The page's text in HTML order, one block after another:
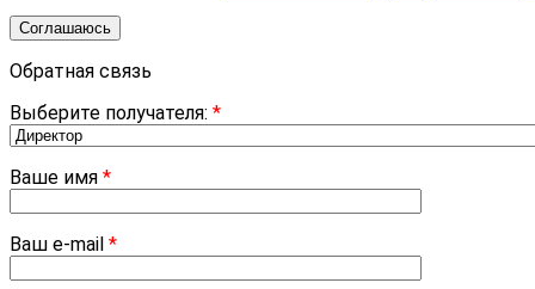
Соглашаюсь
Обратная связь
Выберите получателя: *
Ваше имя *
Ваш e-mail *